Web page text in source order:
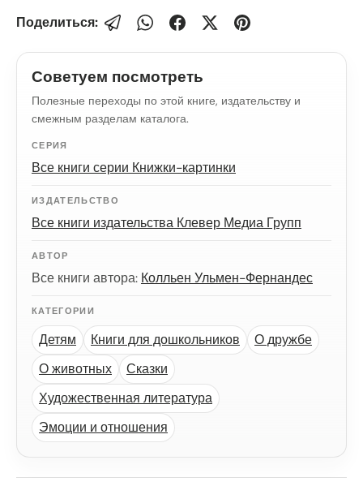
Поделиться:
Советуем посмотреть
Полезные переходы по этой книге, издательству и
смежным разделам каталога.
СЕРИЯ
Все книги серии Книжки-картинки
ИЗДАТЕЛЬСТВО
Все книги издательства Клевер Медиа Групп
АВТОР
Все книги автора: Колльен Ульмен-Фернандес
КАТЕГОРИИ
Детям Книги для дошкольников
О дружбе
О животных
Сказки
Художественная литература
Эмоции и отношения